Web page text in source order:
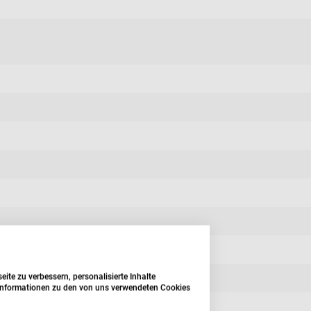
zu verbessern, personalisierte Inhalte
zu den von uns verwendeten Cookies